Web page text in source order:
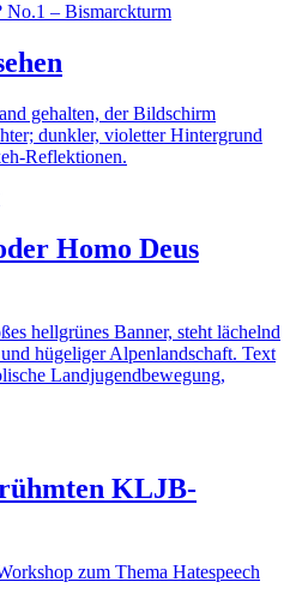
No.1 – Bismarckturm
Homo Deus
KLJB-